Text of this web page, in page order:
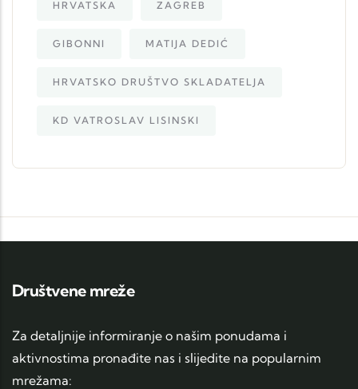
HRVATSKA ZAGREB
GIBONNI MATIJA DEDIĆ
HRVATSKO DRUŠTVO SKLADATELJA
KD VATROSLAV LISINSKI
Društvene mreže
Za detaljnije informiranje o našim ponudama i
aktivnostima pronađite nas i slijedite na popularnim
mrežama: